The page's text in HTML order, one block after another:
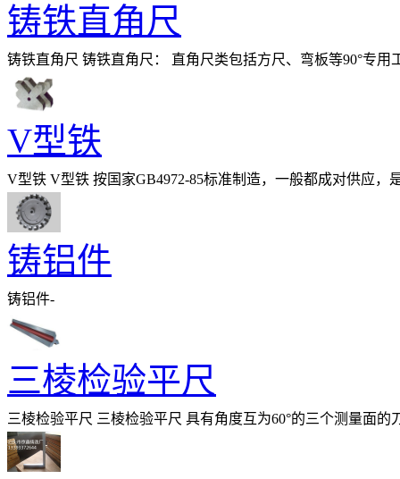
铸铁直角尺
铸铁直角尺 铸铁直角尺： 直角尺类包括方尺、弯板等90°专
等是机械行业中的重要测量工具，它的特
V型铁
V型铁 V型铁 按国家GB4972-85标准制造，一般都成对供应
零件的检验和划线。 &nbsp;&nbsp;&n
铸铝件
铸铝件-
三棱检验平尺
三棱检验平尺 三棱检验平尺 具有角度互为60°的三个测量面
品材质为T10A经过调质，淬为后硬度可达HRC